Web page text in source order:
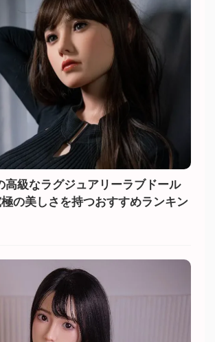
高級なラグジュアリーラブドール
の美しさを持つおすすめランキン